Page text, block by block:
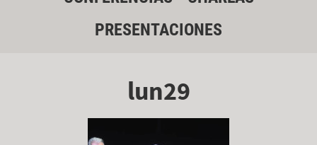
PRESENTACIONES
lun29